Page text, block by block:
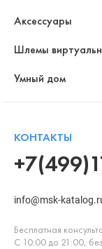
Аксессуары
Шлемы
Умный дом
КОНТАКТЫ
info@msk-
Бесплатная
С 10:00 до 21:00,